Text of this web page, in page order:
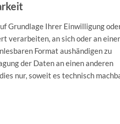
Grundlage Ihrer Einwilligung
verarbeiten, an sich oder an
Format aushändigen zu
der Daten an einen anderen
nur, soweit es technisch